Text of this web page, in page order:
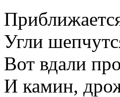
Угли
Вот вдали
И камин,